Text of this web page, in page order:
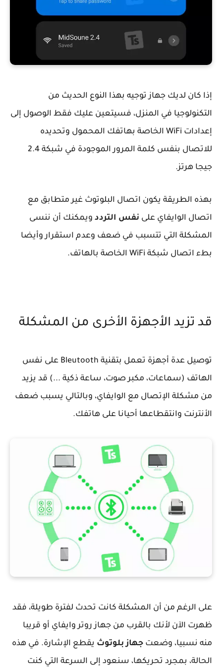
إذا كان لديك جهاز توجيه بهذا النوع الحديث من
التكنولوجيا في المنزل، فسيتعين عليك فقط الوصول إلى
إعدادات WiFi الخاصة بهاتفك المحمول وتحديده
للاتصال بنفس كلمة المرور الموجودة في شبكة 2.4
جيجا هرتز.
بهذه الطريقة يكون اتصال البلوتوث غير متطابق مع
اتصال الوايفاي على نفس التردد ويمكنك أن ننسى
المشكلة التي تتسبب في ضعف وعدم استقرار وأيضا
بطء اتصال شبكة WiFi الخاصة بالهاتف.
قد تزيد الأجهزة الأخرى من المشكلة
توصيل عدة أجهزة تعمل بتقنية Bleutooth على نفس
الهاتف (سماعات، مكبر صوت، ساعة ذكية ...) قد يزيد
من مشكلة الإتصال مع الوايفاي، وبالتالي يسبب ضعف
الأنترنت وانتقطاعها أحيانا على هاتفك.
على الرغم من أن المشكلة كانت تحدث لفترة طويلة، فقد
ظهرت الآن لأنك بالقرب من جهاز روتر وايفاي أو قريبا
منه نسبيا، وضعت جهاز بلوتوث يقطع الإشارة. في هذه
الحالة، بمجرد تحريكها، سنعود إلى السرعة التي كنت